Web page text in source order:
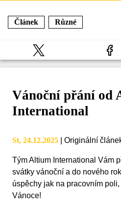
Článek Různé
Vánoční přání od
International
St, 24.12.2025 Originální
Tým Altium International Vám
svátky vánoční a do nového
úspěchy jak na pracovním
Vánoce!